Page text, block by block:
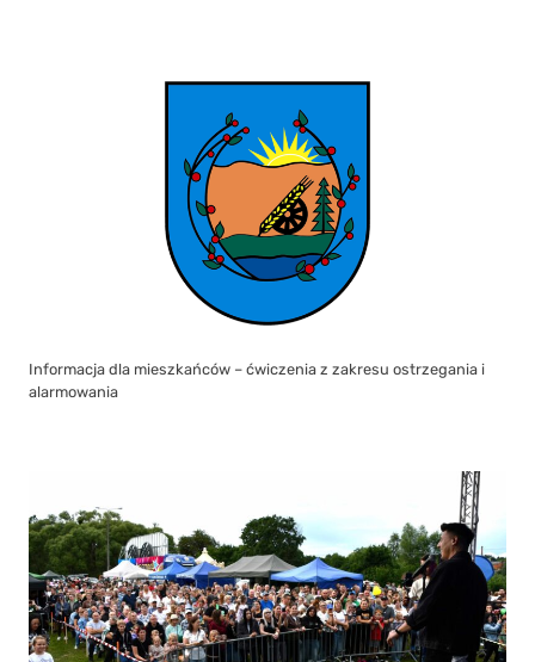
Informacja dla mieszkańców – ćwiczenia z zakresu ostrzegania i
alarmowania